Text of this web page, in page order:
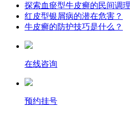
探索血瘀型牛皮癣的民间调
红皮型银屑病的潜在危害​？​
牛皮癣的防护技巧是什么​？​
在线咨询
预约挂号